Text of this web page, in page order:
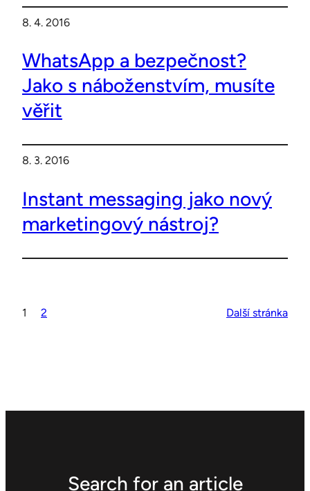
8. 4. 2016
WhatsApp a bezpečnost?
Jako s náboženstvím, musíte
věřit
8. 3. 2016
Instant messaging jako nový
marketingový nástroj?
1 2 Další stránka
Search for an article